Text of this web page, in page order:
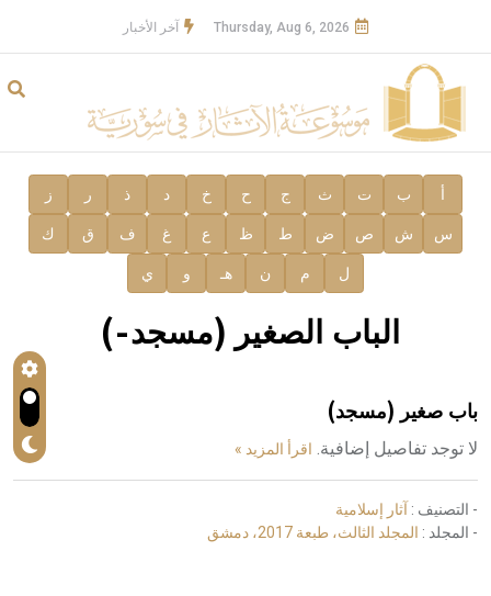
Thursday, Aug 6, 2026 آخر الأخبار
أ ب ت ث ج ح خ د ذ ر ز
س ش ص ض ط ظ ع غ ف ق ك
ل م ن هـ و ي
الباب الصغير (مسجد-)
باب صغير (مسجد)
لا توجد تفاصيل إضافية. اقرأ المزيد »
- التصنيف : آثار إسلامية
- المجلد : المجلد الثالث، طبعة 2017، دمشق